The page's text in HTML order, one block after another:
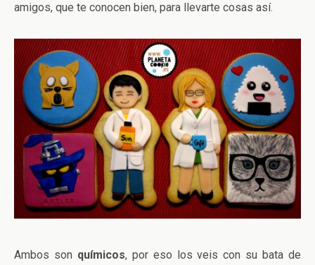
amigos, que te conocen bien, para llevarte cosas así.
Ambos son químicos, por eso los veis con su bata de